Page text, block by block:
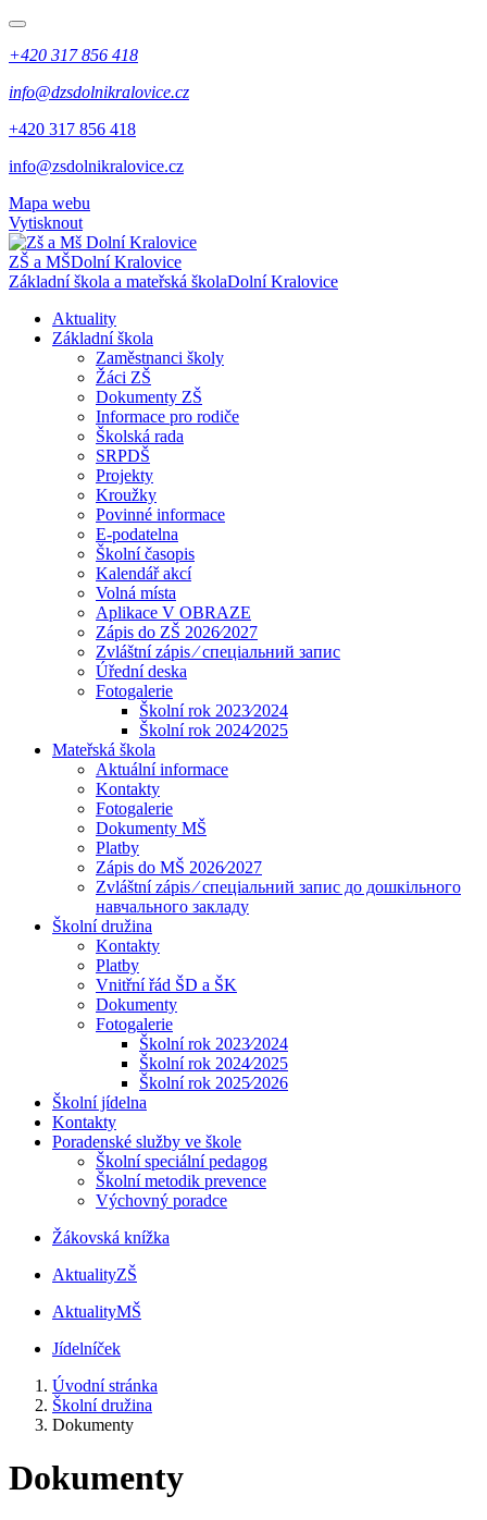
+420 317 856 418
info@dzsdolnikralovice.cz
+420 317 856 418
info@zsdolnikralovice.cz
Mapa webu
Vytisknout
ZŠ a MŠDolní Kralovice
Základní škola a mateřská školaDolní Kralovice
Aktuality
Základní škola
Zaměstnanci školy
Žáci ZŠ
Dokumenty ZŠ
Informace pro rodiče
Školská rada
SRPDŠ
Projekty
Kroužky
Povinné informace
E-podatelna
Školní časopis
Kalendář akcí
Volná místa
Aplikace V OBRAZE
Zápis do ZŠ 2026⁄2027
Zvláštní zápis ⁄ спеціальний запис
Úřední deska
Fotogalerie
Školní rok 2023⁄2024
Školní rok 2024⁄2025
Mateřská škola
Aktuální informace
Kontakty
Fotogalerie
Dokumenty MŠ
Platby
Zápis do MŠ 2026⁄2027
Zvláštní zápis ⁄ спеціальний запис до дошкільного
навчального закладу
Školní družina
Kontakty
Platby
Vnitřní řád ŠD a ŠK
Dokumenty
Fotogalerie
Školní rok 2023⁄2024
Školní rok 2024⁄2025
Školní rok 2025⁄2026
Školní jídelna
Kontakty
Poradenské služby ve škole
Školní speciální pedagog
Školní metodik prevence
Výchovný poradce
Žákovská knížka
AktualityZŠ
AktualityMŠ
Jídelníček
Úvodní stránka
Školní družina
Dokumenty
Dokumenty